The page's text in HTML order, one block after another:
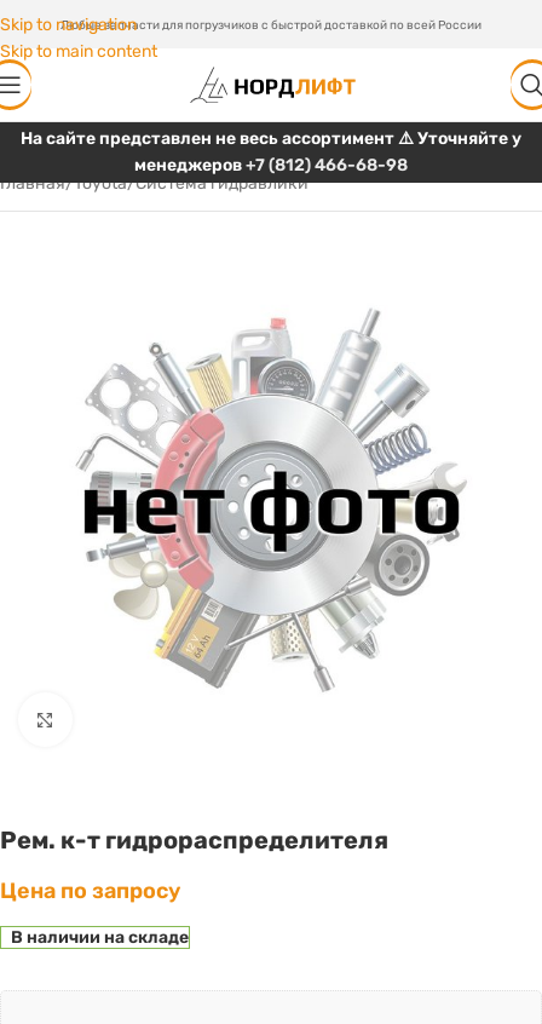
Skip to navigation
Skip to main content
Любые запчасти для погрузчиков с быстрой доставкой по всей России
На сайте представлен не весь ассортимент ⚠️ Уточняйте у
менеджеров+7 (812) 466-68-98
Главная/Toyota/Система гидравлики
Рем. к-т гидрораспределителя
Цена по запросу
В наличии на складе